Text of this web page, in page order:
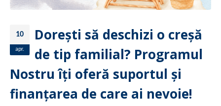
10
apr.
Dorești să deschizi o creșă
de tip familial? Programul
Nostru îți oferă suportul și
finanțarea de care ai nevoie!